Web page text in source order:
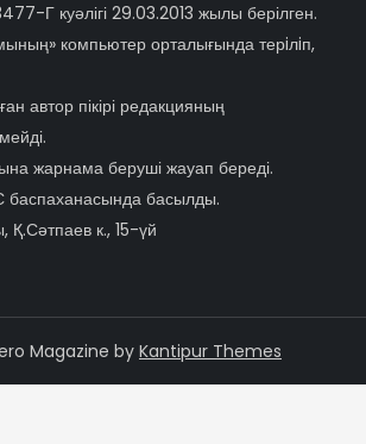
Г куәлігі 29.03.2013 жылы берілген.
компьютер орталығында терiлiп,
автор пікірі редакцияның
жарнама беруші жауап береді.
баспаханасында басылды.
Қ.Сәтпаев к., 15-үй
Magazine by Kantipur Themes